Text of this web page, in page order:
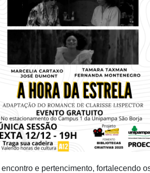
e pertencimento, fortalecendo